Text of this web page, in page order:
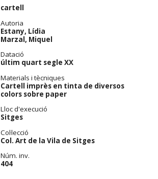
cartell
Autoria
Estany, Lídia
Marzal, Miquel
Datació
últim quart segle XX
Materials i tècniques
Cartell imprès en tinta de diversos
colors sobre paper
Lloc d'execució
Sitges
Col·lecció
Col. Art de la Vila de Sitges
Núm. inv.
404